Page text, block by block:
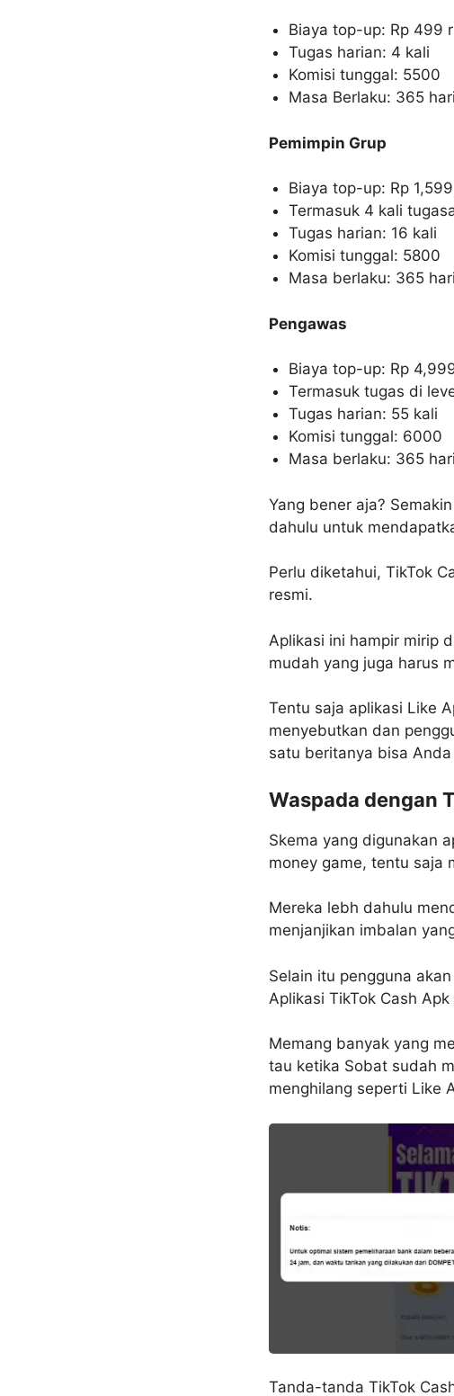
Biaya top-up: Rp 499
Tugas harian: 4 kali
Komisi tunggal: 5500
Masa Berlaku: 365 hari
Pemimpin Grup
Biaya top-up: Rp
Termasuk 4 kali
Tugas harian: 16 kali
Komisi tunggal: 5800
Masa berlaku: 365 hari
Pengawas
Biaya top-up: Rp
Termasuk tugas di
Tugas harian: 55 kali
Komisi tunggal: 6000
Masa berlaku: 365 hari
Yang bener aja?
dahulu untuk
Perlu diketahui, TikTok
resmi.
Aplikasi ini hampir mirip
mudah yang juga harus
Tentu saja aplikasi Like
menyebutkan dan
satu beritanya bisa
Waspada dengan
Skema yang digunakan
money game, tentu saja
Mereka lebh dahulu
menjanjikan imbalan
Selain itu pengguna
Aplikasi TikTok Cash
Memang banyak yang
tau ketika Sobat sudah
menghilang seperti Like
Tanda-tanda TikTok